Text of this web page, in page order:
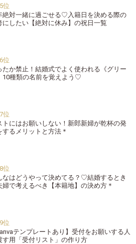
絶対一緒に過ごせる♡入籍日を決める際の
にしたい【絶対に休み】の祝日一覧
たか禁止！結婚式でよく使われる《グリー
10種類の名前を覚えよう♡
トにはお願いしない！新郎新婦が乾杯の発
するメリットと方法＊
なはどうやって決めてる？♡結婚するとき
婦で考えるべき【本籍地】の決め方＊
テンプレートあり】受付をお願いする人
す用「受付リスト」の作り方